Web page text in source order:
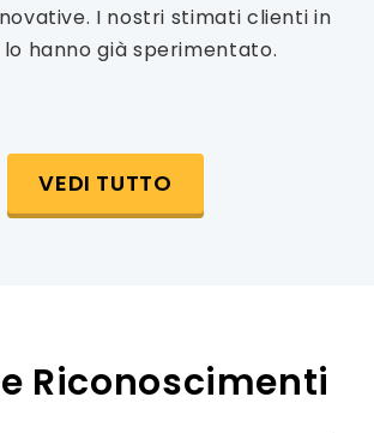
I nostri stimati clienti in
hanno già sperimentato.
VEDI TUTTO
Riconoscimenti